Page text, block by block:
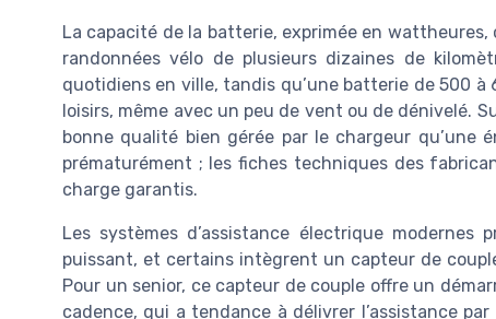
La capacité de la batterie, exprimée en
randonnées vélo de plusieurs dizaines de
quotidiens en ville, tandis qu’une batterie de 500
loisirs, même avec un peu de vent ou de dénivelé.
bonne qualité bien gérée par le chargeur qu’une
prématurément ; les fiches techniques des
charge garantis.
Les systèmes d’assistance électrique modernes
puissant, et certains intègrent un capteur de
Pour un senior, ce capteur de couple offre un
cadence, qui a tendance à délivrer l’assistance